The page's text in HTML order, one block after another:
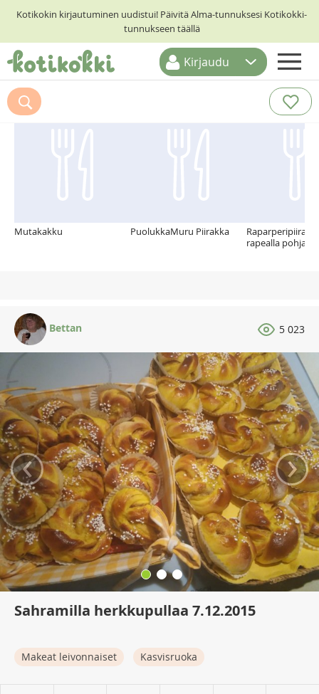
Kotikokin kirjautuminen uudistui! Päivitä Alma-tunnuksesi Kotikokki-
tunnukseen täällä
ETUSIVU
RESEPTIHAKU
Kirjaudu
Suosittelemme myös
Mutakakku PuolukkaMuru Piirakka
rapealla pohjalla
Bettan 5 023
‹ ›
Sahramilla herkkupullaa 7.12.2015
Makeat leivonnaiset Kasvisruoka